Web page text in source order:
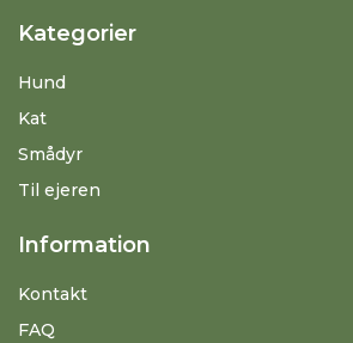
Kategorier
Hund
Kat
Smådyr
Til ejeren
Information
Kontakt
FAQ